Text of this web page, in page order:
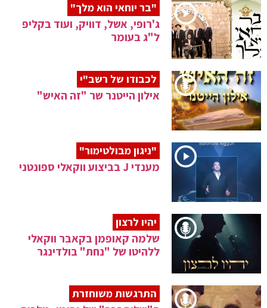
"בר יוחאי הוא מלך"
ג'רופי, אשל, דוויק, ועוד בקליפ
ל"ג בעומר
לכבודו של רשב"י
אילון הייטנר שר "זה האיש"
"ניגון מבולטימור"
מענדי J בביצוע ווקאלי ספונטני
יהיו לרצון
שלמה קאופמן בקאבר ווקאלי
ללהיטו של "נחת" בולדינגר
התרגשות משוחזרת